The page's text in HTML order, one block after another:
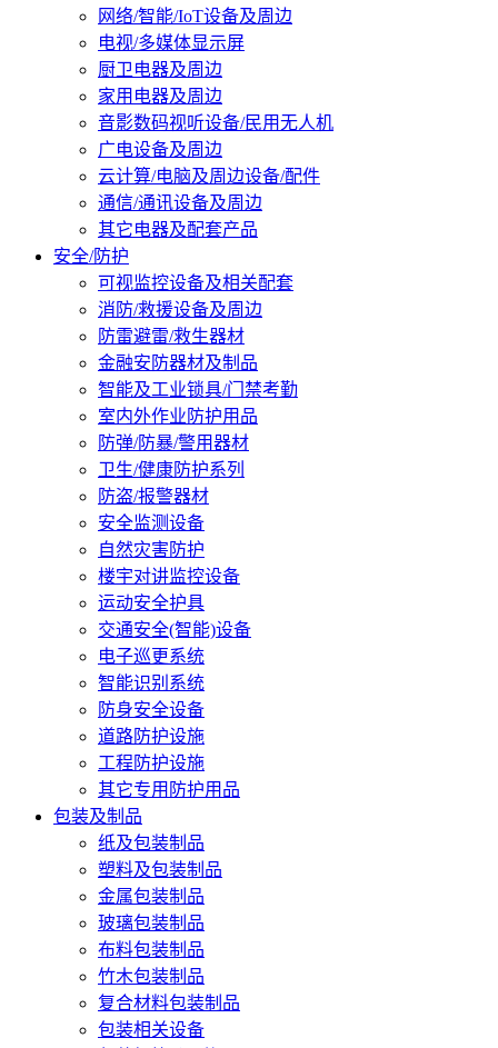
网络/智能/IoT设备及周边
电视/多媒体显示屏
厨卫电器及周边
家用电器及周边
音影数码视听设备/民用无人机
广电设备及周边
云计算/电脑及周边设备/配件
通信/通讯设备及周边
其它电器及配套产品
安全/防护
可视监控设备及相关配套
消防/救援设备及周边
防雷避雷/救生器材
金融安防器材及制品
智能及工业锁具/门禁考勤
室内外作业防护用品
防弹/防暴/警用器材
卫生/健康防护系列
防盗/报警器材
安全监测设备
自然灾害防护
楼宇对讲监控设备
运动安全护具
交通安全(智能)设备
电子巡更系统
智能识别系统
防身安全设备
道路防护设施
工程防护设施
其它专用防护用品
包装及制品
纸及包装制品
塑料及包装制品
金属包装制品
玻璃包装制品
布料包装制品
竹木包装制品
复合材料包装制品
包装相关设备